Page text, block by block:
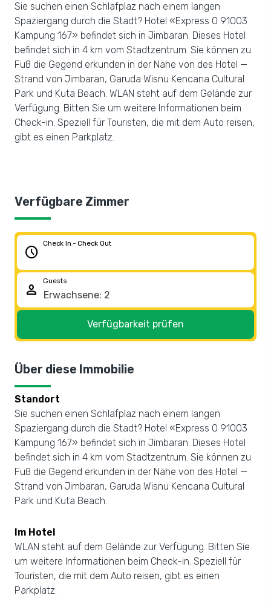
Sie suchen einen Schlafplaz nach einem langen
Spaziergang durch die Stadt? Hotel «Express O 91003
Kampung 167» befindet sich in Jimbaran. Dieses Hotel
befindet sich in 4 km vom Stadtzentrum. Sie können zu
Fuß die Gegend erkunden in der Nähe von des Hotel —
Strand von Jimbaran, Garuda Wisnu Kencana Cultural
Park und Kuta Beach. WLAN steht auf dem Gelände zur
Verfügung. Bitten Sie um weitere Informationen beim
Check-in. Speziell für Touristen, die mit dem Auto reisen,
gibt es einen Parkplatz.
Verfügbare Zimmer
schedule
Check In - Check Out
person
Guests
Verfügbarkeit prüfen
Über diese Immobilie
Standort
Sie suchen einen Schlafplaz nach einem langen
Spaziergang durch die Stadt? Hotel «Express O 91003
Kampung 167» befindet sich in Jimbaran. Dieses Hotel
befindet sich in 4 km vom Stadtzentrum. Sie können zu
Fuß die Gegend erkunden in der Nähe von des Hotel —
Strand von Jimbaran, Garuda Wisnu Kencana Cultural
Park und Kuta Beach.
Im Hotel
WLAN steht auf dem Gelände zur Verfügung. Bitten Sie
um weitere Informationen beim Check-in. Speziell für
Touristen, die mit dem Auto reisen, gibt es einen
Parkplatz.